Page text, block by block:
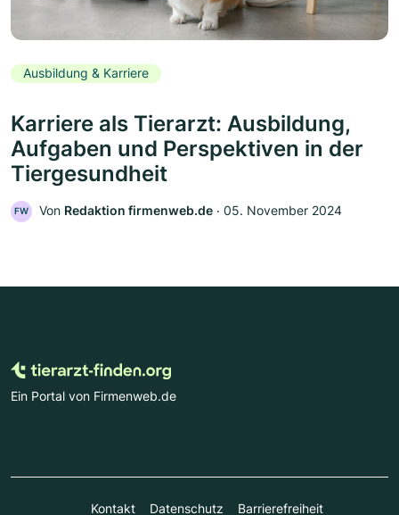
Ausbildung & Karriere
Karriere als Tierarzt: Ausbildung,
Aufgaben und Perspektiven in der
Tiergesundheit
FW Von Redaktion firmenweb.de ‧ 05. November 2024
Ein Portal von Firmenweb.de
Kontakt Datenschutz Barrierefreiheit